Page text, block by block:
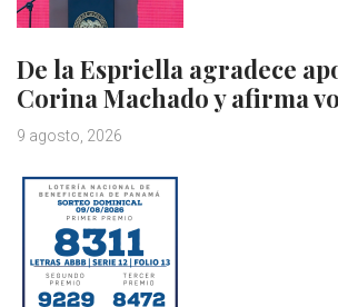
De la Espriella agradece
Corina Machado y afirma
9 agosto, 2026